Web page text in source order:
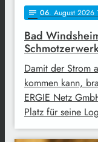
notes 06. August 2026
Bad
Damit der Strom
kommen kann,
ERGIE Netz
Platz für seine